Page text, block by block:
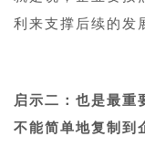
利来支撑后续的发
启示二：也是最重
不能简单地复制到